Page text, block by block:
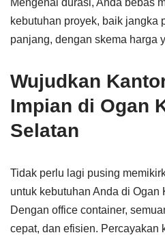
Mengenai durasi, Anda bebas
kebutuhan proyek, baik jangka
panjang, dengan skema harga
Wujudkan
Impian di Ogan
Selatan
Tidak perlu lagi pusing
untuk kebutuhan Anda di Ogan
Dengan office container,
cepat, dan efisien. Percayakan